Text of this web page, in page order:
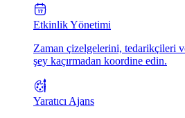
Etkinlik Yönetimi
Zaman çizelgelerini, tedarikçileri
şey kaçırmadan koordine edin.
Yaratıcı Ajans